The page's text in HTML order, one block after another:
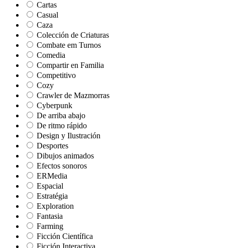
Cartas
Casual
Caza
Colección de Criaturas
Combate em Turnos
Comedia
Compartir en Familia
Competitivo
Cozy
Crawler de Mazmorras
Cyberpunk
De arriba abajo
De ritmo rápido
Design y Ilustración
Desportes
Dibujos animados
Efectos sonoros
ERMedia
Espacial
Estratégia
Exploration
Fantasia
Farming
Ficción Científica